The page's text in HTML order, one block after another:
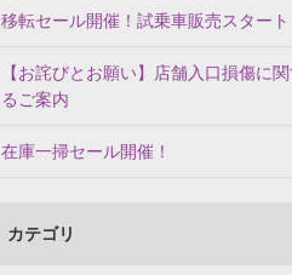
移転セール開催！試乗車販売スタート
【お詫びとお願い】店舗入口損傷に
るご案内
在庫一掃セール開催！
カテゴリ